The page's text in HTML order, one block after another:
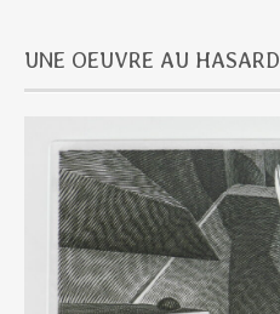
UNE OEUVRE AU HASARD